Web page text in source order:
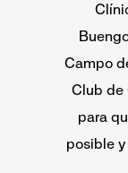
Campo
Club de
para
posible